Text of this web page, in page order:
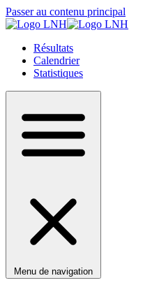
Passer au contenu principal
Résultats
Calendrier
Statistiques
Menu de navigation